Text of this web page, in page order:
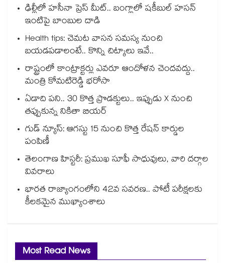
ఢిల్లీలో హసీనా ప్రెస్ మీట్.. బంగ్లాలో షకీబుల్ హసన్
ఇంటిపై బాంబుల దాడి
Health tips: చెమట వాసన సమస్య నుంచి
బయడపడాలంటే.. కొన్ని చిట్కాలు ఇవే..
రాష్ట్రంలో కాంట్రాక్టర్లు ఎవరూ ఆందోళన చెందవద్దు..
మంత్రి కోమటిరెడ్డి భరోసా
ఏడాది పని.. 30 కొత్త ప్రొడక్టులు.. ఇప్పుడు X నుంచి
తప్పుకున్న నికితా బియర్
గుడ్ న్యూస్: ఆగస్టు 15 నుంచి కొత్త రేషన్ కార్డుల
పంపిణీ
తెలంగాణ హిస్టరీ: ప్రముఖ సూఫీ సాధువులు, వారి దర్గాల
వివరాలు
భారత రాజ్యాంగంలోని 42వ సవరణ.. పోటీ పరీక్షలకు
కీలకమైన ముఖ్యాంశాలు
Most Read News